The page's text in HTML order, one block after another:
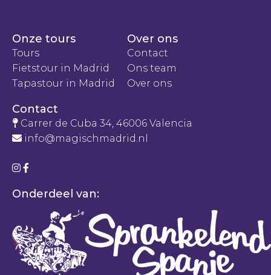
Onze tours
Tours
Fietstour in Madrid
Tapastour in Madrid
Over ons
Contact
Ons team
Over ons
Contact
Carrer de Cuba 34, 46006 Valencia
info@magischmadrid.nl
Onderdeel van: